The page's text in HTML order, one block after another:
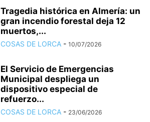
Tragedia histórica en Almería: un
gran incendio forestal deja 12
muertos,...
COSAS DE LORCA - 10/07/2026
El Servicio de Emergencias
Municipal despliega un
dispositivo especial de
refuerzo...
COSAS DE LORCA - 23/06/2026